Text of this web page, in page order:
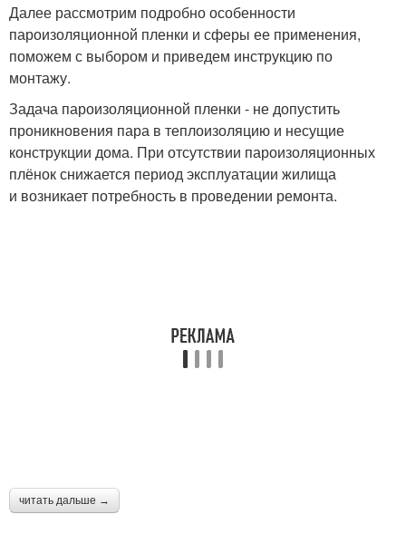
Далее рассмотрим подробно особенности
пароизоляционной пленки и сферы ее применения,
поможем с выбором и приведем инструкцию по
монтажу.
Задача пароизоляционной пленки - не допустить
проникновения пара в теплоизоляцию и несущие
конструкции дома. При отсутствии пароизоляционных
плёнок снижается период эксплуатации жилища
и возникает потребность в проведении ремонта.
читать дальше →